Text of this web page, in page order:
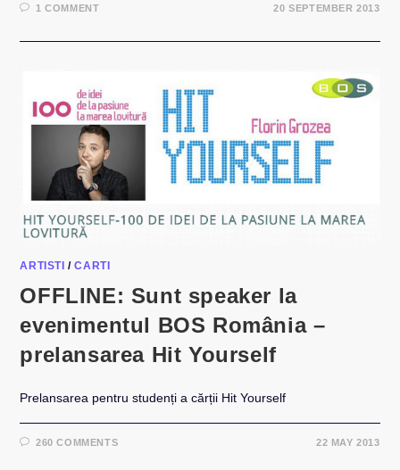
1 COMMENT 20 SEPTEMBER 2013
ARTISTI /CARTI
OFFLINE: Sunt speaker la
evenimentul BOS România –
prelansarea Hit Yourself
Prelansarea pentru studenți a cărții Hit Yourself
260 COMMENTS 22 MAY 2013